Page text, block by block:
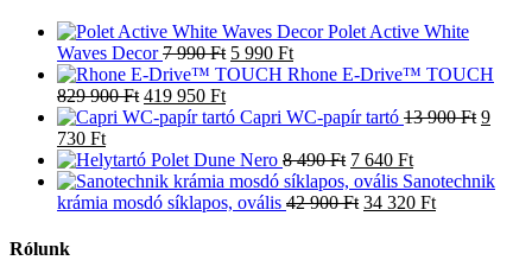
Polet Active White
Waves Decor 7 990Ft Original
price
7
5 990 FtCurrent
price
5
Rhone E-Drive™ TOUCH
829 900Ft Original
price
829
900 Ft.
419 950 FtCurrent
price
419
950 Ft.
Capri WC-papír tartó 13 900Ft
13
9
730 FtCurrent
price
is:
9
Polet Dune Nero 8 490Ft Original
price
was:
7 640 FtCurrent
price
is:
Sanotechnik
krámia mosdó síklapos, ovális 42 900Ft Original
34 320 FtCurrent
Rólunk